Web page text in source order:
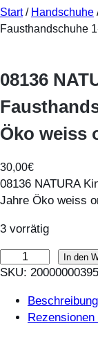
Start/ Handschuhe
Fausthandschuhe
08136
Öko weiss
30,00€
08136 NATURA
Jahre Öko weiss
3 vorrätig
8
In den
SKU:
Beschreibung
Rezensionen